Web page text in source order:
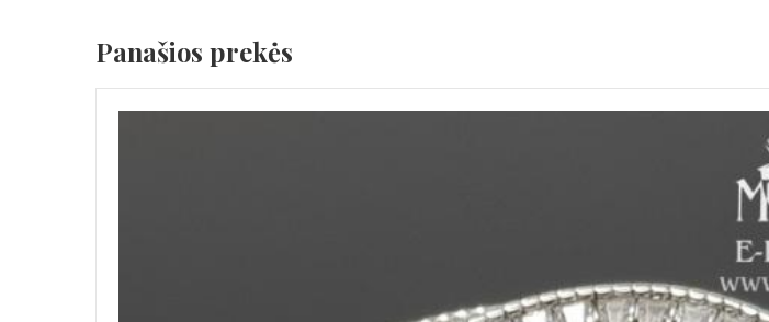
Panašios prekės